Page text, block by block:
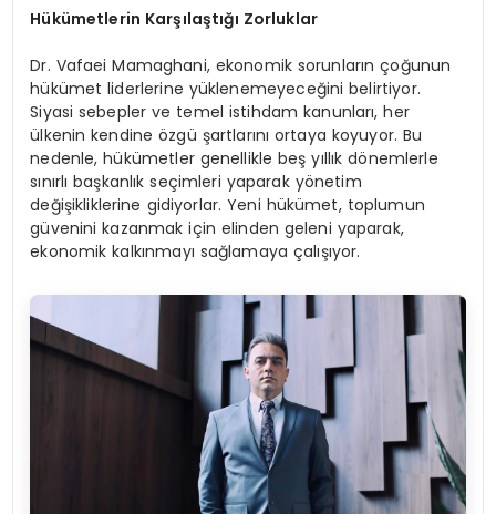
Hükümetlerin Karşılaştığı Zorluklar
Dr. Vafaei Mamaghani, ekonomik sorunların çoğunun
hükümet liderlerine yüklenemeyeceğini belirtiyor.
Siyasi sebepler ve temel istihdam kanunları, her
ülkenin kendine özgü şartlarını ortaya koyuyor. Bu
nedenle, hükümetler genellikle beş yıllık dönemlerle
sınırlı başkanlık seçimleri yaparak yönetim
değişikliklerine gidiyorlar. Yeni hükümet, toplumun
güvenini kazanmak için elinden geleni yaparak,
ekonomik kalkınmayı sağlamaya çalışıyor.